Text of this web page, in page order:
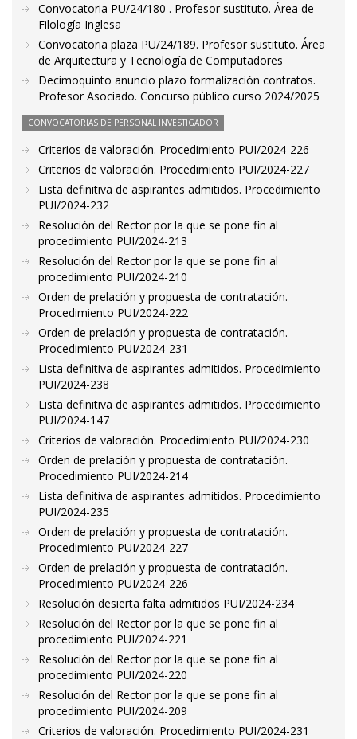
Convocatoria PU/24/180 . Profesor sustituto. Área de
Filología Inglesa
Convocatoria plaza PU/24/189. Profesor sustituto. Área
de Arquitectura y Tecnología de Computadores
Decimoquinto anuncio plazo formalización contratos.
Profesor Asociado. Concurso público curso 2024/2025
CONVOCATORIAS DE PERSONAL INVESTIGADOR
Criterios de valoración. Procedimiento PUI/2024-226
Criterios de valoración. Procedimiento PUI/2024-227
Lista definitiva de aspirantes admitidos. Procedimiento
PUI/2024-232
Resolución del Rector por la que se pone fin al
procedimiento PUI/2024-213
Resolución del Rector por la que se pone fin al
procedimiento PUI/2024-210
Orden de prelación y propuesta de contratación.
Procedimiento PUI/2024-222
Orden de prelación y propuesta de contratación.
Procedimiento PUI/2024-231
Lista definitiva de aspirantes admitidos. Procedimiento
PUI/2024-238
Lista definitiva de aspirantes admitidos. Procedimiento
PUI/2024-147
Criterios de valoración. Procedimiento PUI/2024-230
Orden de prelación y propuesta de contratación.
Procedimiento PUI/2024-214
Lista definitiva de aspirantes admitidos. Procedimiento
PUI/2024-235
Orden de prelación y propuesta de contratación.
Procedimiento PUI/2024-227
Orden de prelación y propuesta de contratación.
Procedimiento PUI/2024-226
Resolución desierta falta admitidos PUI/2024-234
Resolución del Rector por la que se pone fin al
procedimiento PUI/2024-221
Resolución del Rector por la que se pone fin al
procedimiento PUI/2024-220
Resolución del Rector por la que se pone fin al
procedimiento PUI/2024-209
Criterios de valoración. Procedimiento PUI/2024-231